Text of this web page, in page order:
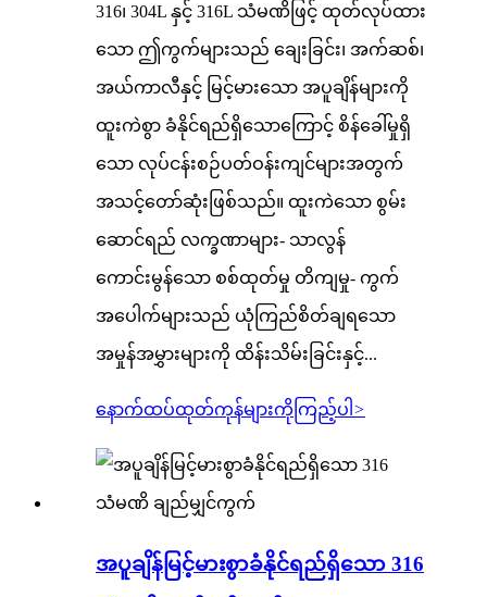
316၊ 304L နှင့် 316L သံမဏိဖြင့် ထုတ်လုပ်ထား
သော ဤကွက်များသည် ချေးခြင်း၊ အက်ဆစ်၊
အယ်ကာလီနှင့် မြင့်မားသော အပူချိန်များကို
ထူးကဲစွာ ခံနိုင်ရည်ရှိသောကြောင့် စိန်ခေါ်မှုရှိ
သော လုပ်ငန်းစဉ်ပတ်ဝန်းကျင်များအတွက်
အသင့်တော်ဆုံးဖြစ်သည်။ ထူးကဲသော စွမ်း
ဆောင်ရည် လက္ခဏာများ- သာလွန်
ကောင်းမွန်သော စစ်ထုတ်မှု တိကျမှု- ကွက်
အပေါက်များသည် ယုံကြည်စိတ်ချရသော
အမှုန်အမွှားများကို ထိန်းသိမ်းခြင်းနှင့်...
နောက်ထပ်ထုတ်ကုန်များကိုကြည့်ပါ >
အပူချိန်မြင့်မားစွာခံနိုင်ရည်ရှိသော 316